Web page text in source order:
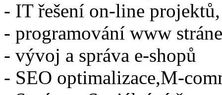
- IT řešení on-line projektů,
- programování www
- vývoj a správa e-shopů
- SEO optimalizace,M-